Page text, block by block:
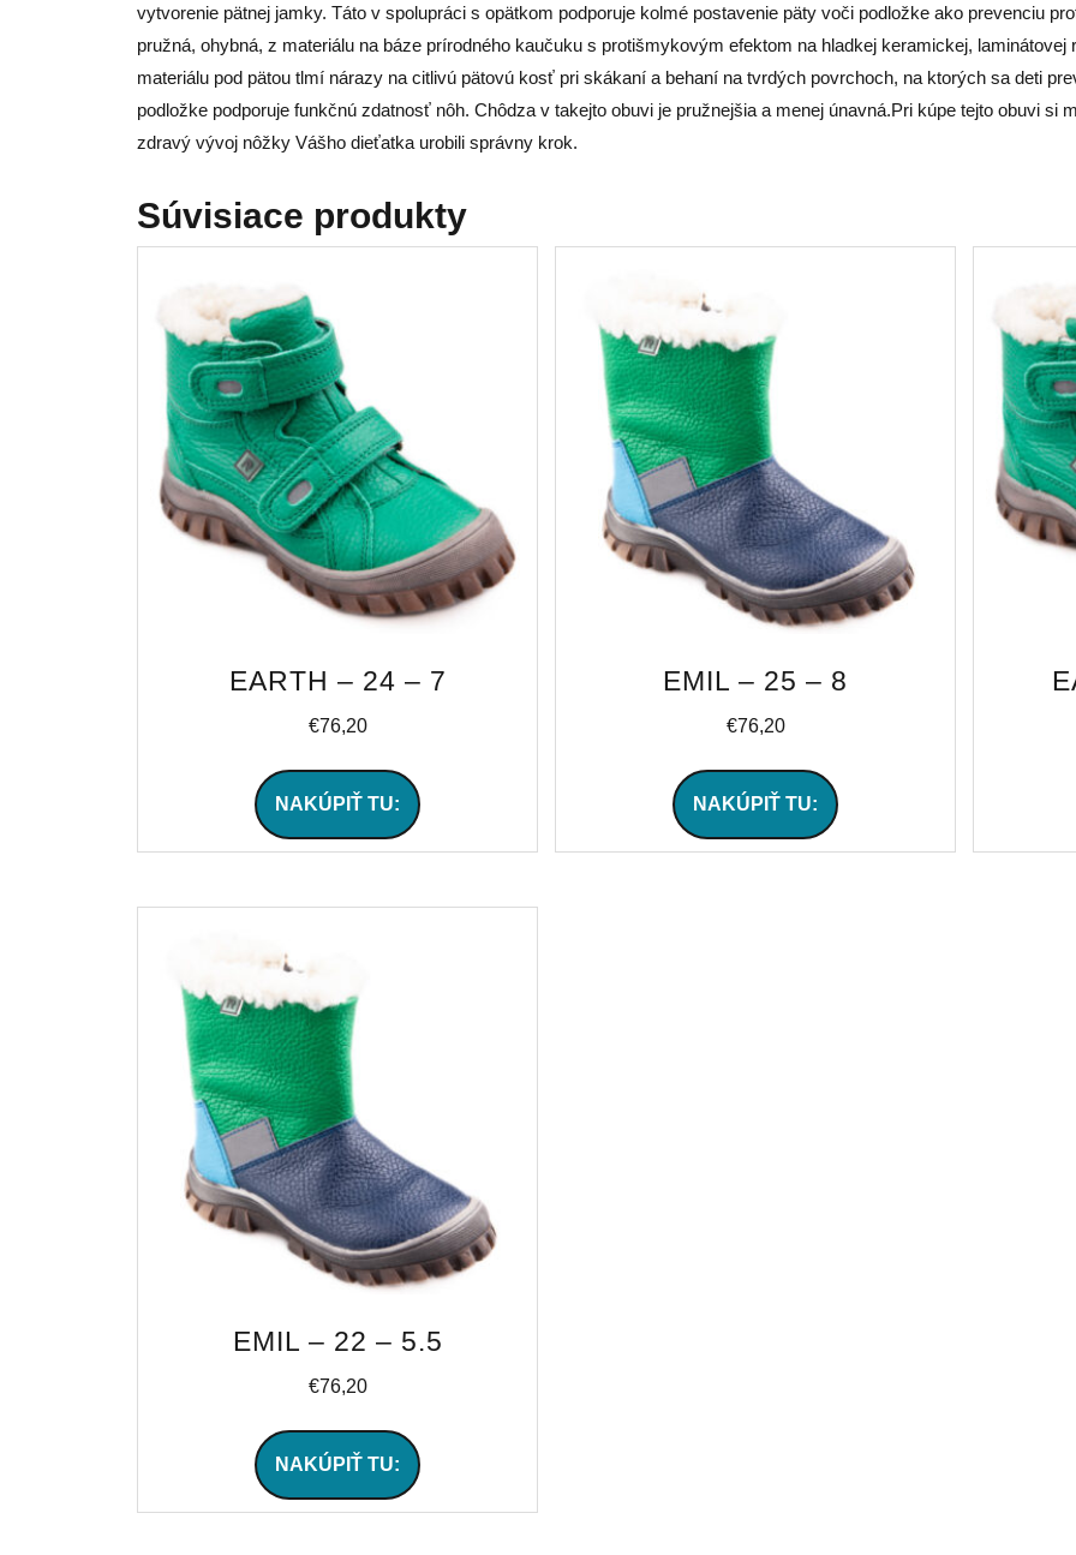
vytvorenie pätnej jamky. Táto v spolupráci s opätkom podporuje kolmé postavenie päty voči podložke ako prevenciu
pružná, ohybná, z materiálu na báze prírodného kaučuku s protišmykovým efektom na hladkej keramickej, laminátovej
materiálu pod pätou tlmí nárazy na citlivú pätovú kosť pri skákaní a behaní na tvrdých povrchoch, na ktorých sa deti
podložke podporuje funkčnú zdatnosť nôh. Chôdza v takejto obuvi je pružnejšia a menej únavná.Pri kúpe tejto obuvi si
zdravý vývoj nôžky Vášho dieťatka urobili správny krok.
Súvisiace produkty
EARTH – 24 – 7
€76,20
NAKÚPIŤ TU:
EMIL – 25 – 8
€76,20
NAKÚPIŤ TU:
EMIL – 22 – 5.5
€76,20
NAKÚPIŤ TU: